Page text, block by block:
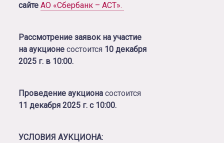
сайте АО «Сбербанк – АСТ».
Рассмотрение заявок на участие
на аукционе состоится 10 декабря
2025 г. в 10:00.
Проведение аукциона состоится
11 декабря 2025 г. с 10:00.
УСЛОВИЯ АУКЦИОНА: